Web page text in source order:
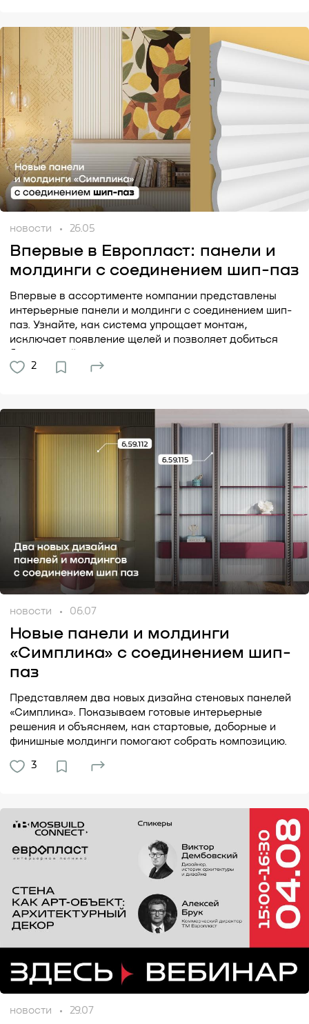
новости 26.05
Впервые в Европласт: панели и
молдинги с соединением шип-паз
Впервые в ассортименте компании представлены
интерьерные панели и молдинги с соединением шип-
паз. Узнайте, как система упрощает монтаж,
исключает появление щелей и позволяет добиться
2
новости 06.07
Новые панели и молдинги
«Симплика» с соединением шип-
паз
Представляем два новых дизайна стеновых панелей
«Симплика». Показываем готовые интерьерные
решения и объясняем, как стартовые, доборные и
финишные молдинги помогают собрать композицию.
3
новости 29.07